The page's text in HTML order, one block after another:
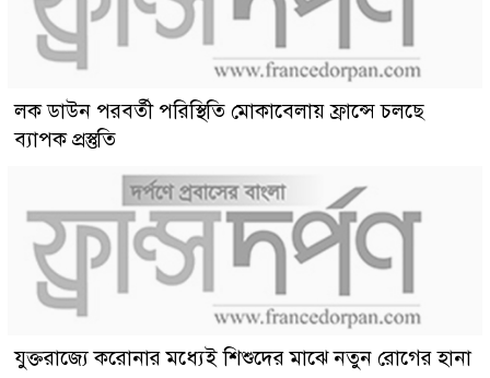
লক ডাউন পরবর্তী পরিস্থিতি মোকাবেলায় ফ্রান্সে চলছে
ব্যাপক প্রস্তুতি
যুক্তরাজ্যে করোনার মধ্যেই শিশুদের মাঝে নতুন রোগের হানা